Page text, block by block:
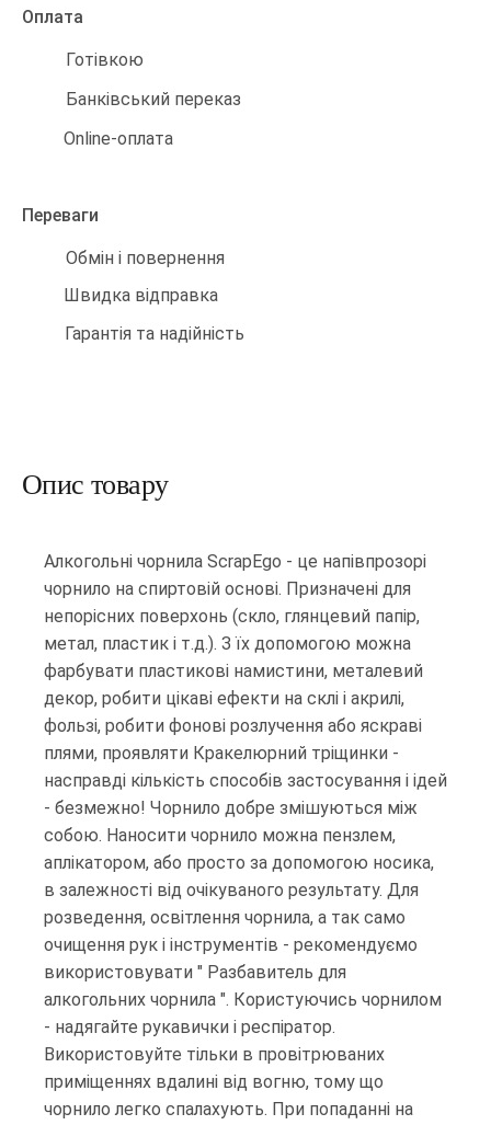
Оплата
Готівкою
Банківський переказ
Online-оплата
Переваги
Обмін і повернення
Швидка відправка
Гарантія та надійність
Опис товару
Алкогольні чорнила ScrapEgo - це напівпрозорі
чорнило на спиртовій основі. Призначені для
непорісних поверхонь (скло, глянцевий папір,
метал, пластик і т.д.). З їх допомогою можна
фарбувати пластикові намистини, металевий
декор, робити цікаві ефекти на склі і акрилі,
фользі, робити фонові розлучення або яскраві
плями, проявляти Кракелюрний тріщинки -
насправді кількість способів застосування і ідей
- безмежно! Чорнило добре змішуються між
собою. Наносити чорнило можна пензлем,
аплікатором, або просто за допомогою носика,
в залежності від очікуваного результату. Для
розведення, освітлення чорнила, а так само
очищення рук і інструментів - рекомендуємо
використовувати " Разбавитель для
алкогольних чорнила ". Користуючись чорнилом
- надягайте рукавички і респіратор.
Використовуйте тільки в провітрюваних
приміщеннях вдалині від вогню, тому що
чорнило легко спалахують. При попаданні на